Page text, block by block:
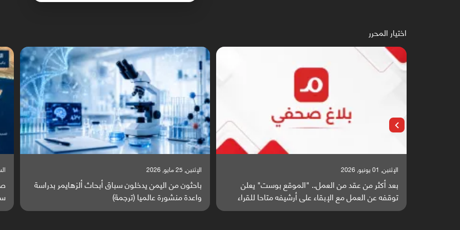
اختيار المحرر
الإثنين, 25 مايو, 2026
باحثون من اليمن يدخلون سباق أبحاث ألزهايمر بدراسة
واعدة منشورة عالميا (ترجمة)
السبت, 23 مايو, 2026
صراع دولي يتصاعد قرب اليمن والبحر الأحمر يتحول إلى
ساحة مواجهة عالمية (ترجمة)